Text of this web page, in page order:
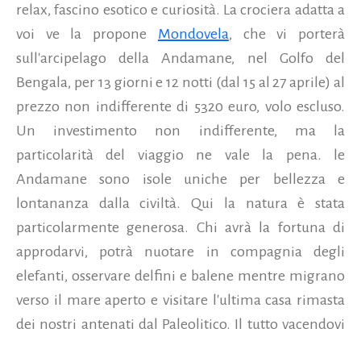
relax, fascino esotico e curiosità. La crociera adatta a
voi ve la propone Mondovela, che vi porterà
sull'arcipelago della Andamane, nel Golfo del
Bengala, per 13 giorni e 12 notti (dal 15 al 27 aprile) al
prezzo non indifferente di 5320 euro, volo escluso.
Un investimento non indifferente, ma la
particolarità del viaggio ne vale la pena. le
Andamane sono isole uniche per bellezza e
lontananza dalla civiltà. Qui la natura è stata
particolarmente generosa. Chi avrà la fortuna di
approdarvi, potrà nuotare in compagnia degli
elefanti, osservare delfini e balene mentre migrano
verso il mare aperto e visitare l'ultima casa rimasta
dei nostri antenati dal Paleolitico. Il tutto vacendovi